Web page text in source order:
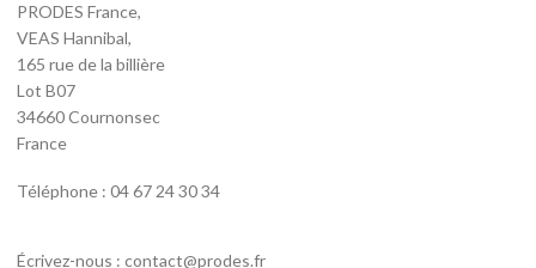
PRODES France,
VEAS Hannibal,
165 rue de la billière
Lot B07
34660 Cournonsec
France
Téléphone : 04 67 24 30 34
Écrivez-nous : contact@prodes.fr